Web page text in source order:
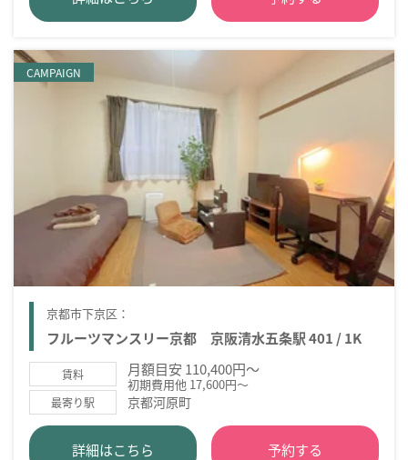
CAMPAIGN
京都市下京区：
フルーツマンスリー京都 京阪清水五条駅 401 / 1K
賃料 月額目安 110,400円～
初期費用他 17,600円～
最寄り駅 京都河原町
詳細はこちら 予約する